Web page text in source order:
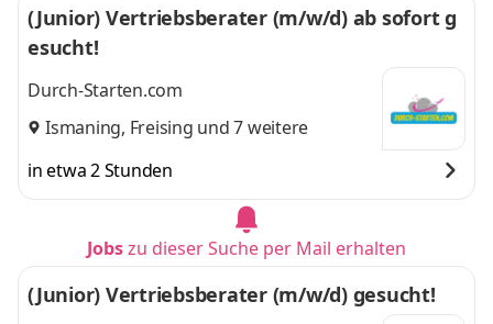
(Junior) Vertriebsberater (m/w/d) ab sofort g
esucht!
Durch-Starten.com
Ismaning, Freising und 7 weitere
in etwa 2 Stunden
Jobszu dieser Suche per Mail erhalten
(Junior) Vertriebsberater (m/w/d) gesucht!